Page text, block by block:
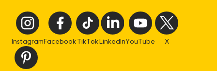
InstagramFacebookTikTokLinkedInYouTube X